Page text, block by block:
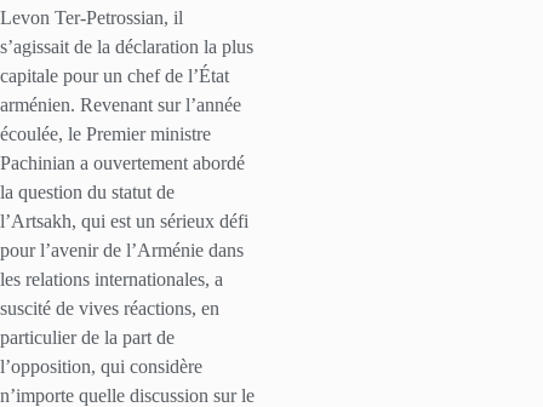
Levon Ter-Petrossian, il
s’agissait de la déclaration la plus
capitale pour un chef de l’État
arménien. Revenant sur l’année
écoulée, le Premier ministre
Pachinian a ouvertement abordé
la question du statut de
l’Artsakh, qui est un sérieux défi
pour l’avenir de l’Arménie dans
les relations internationales, a
suscité de vives réactions, en
particulier de la part de
l’opposition, qui considère
n’importe quelle discussion sur le